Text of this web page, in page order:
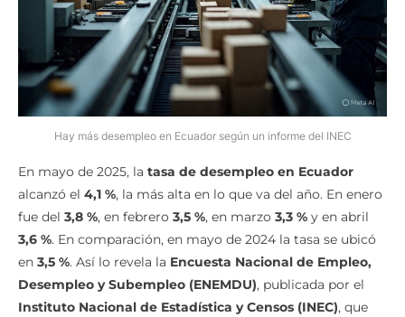
Hay más desempleo en Ecuador según un informe del INEC
En mayo de 2025, la tasa de desempleo en Ecuador
alcanzó el 4,1 %, la más alta en lo que va del año. En enero
fue del 3,8 %, en febrero 3,5 %, en marzo 3,3 % y en abril
3,6 %. En comparación, en mayo de 2024 la tasa se ubicó
en 3,5 %. Así lo revela la Encuesta Nacional de Empleo,
Desempleo y Subempleo (ENEMDU), publicada por el
Instituto Nacional de Estadística y Censos (INEC), que